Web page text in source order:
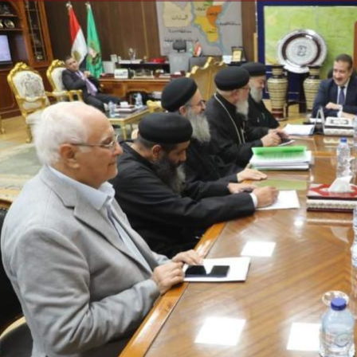
إلهام شرشر تكتب: دي مبقتش كورة..
دي سياسة
الكاتبة إلهام شرشر تهنئ الرئيس
السيسي بعيد ميلاده وتُشيد بجهوده
في بناء الدولة